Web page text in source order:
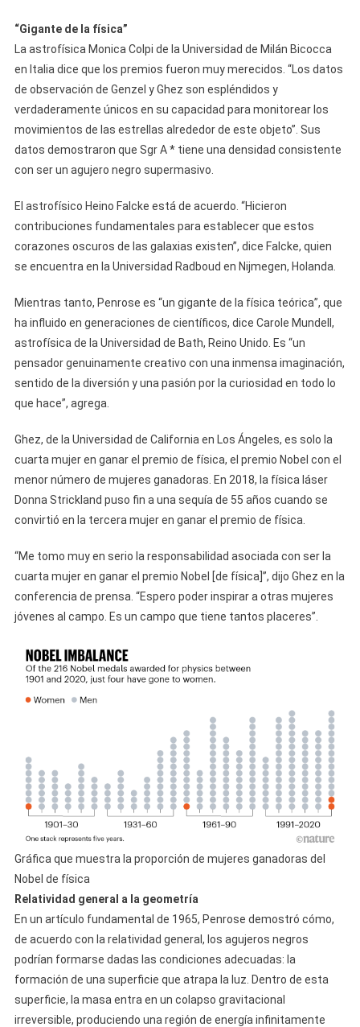
“Gigante de la física”
La astrofísica Monica Colpi de la Universidad de Milán Bicocca
en Italia dice que los premios fueron muy merecidos. “Los datos
de observación de Genzel y Ghez son espléndidos y
verdaderamente únicos en su capacidad para monitorear los
movimientos de las estrellas alrededor de este objeto”. Sus
datos demostraron que Sgr A * tiene una densidad consistente
con ser un agujero negro supermasivo.
El astrofísico Heino Falcke está de acuerdo. “Hicieron
contribuciones fundamentales para establecer que estos
corazones oscuros de las galaxias existen”, dice Falcke, quien
se encuentra en la Universidad Radboud en Nijmegen, Holanda.
Mientras tanto, Penrose es “un gigante de la física teórica”, que
ha influido en generaciones de científicos, dice Carole Mundell,
astrofísica de la Universidad de Bath, Reino Unido. Es “un
pensador genuinamente creativo con una inmensa imaginación,
sentido de la diversión y una pasión por la curiosidad en todo lo
que hace”, agrega.
Ghez, de la Universidad de California en Los Ángeles, es solo la
cuarta mujer en ganar el premio de física, el premio Nobel con el
menor número de mujeres ganadoras. En 2018, la física láser
Donna Strickland puso fin a una sequía de 55 años cuando se
convirtió en la tercera mujer en ganar el premio de física.
“Me tomo muy en serio la responsabilidad asociada con ser la
cuarta mujer en ganar el premio Nobel [de física]”, dijo Ghez en la
conferencia de prensa. “Espero poder inspirar a otras mujeres
jóvenes al campo. Es un campo que tiene tantos placeres”.
Gráfica que muestra la proporción de mujeres ganadoras del
Nobel de física
Relatividad general a la geometría
En un artículo fundamental de 1965, Penrose demostró cómo,
de acuerdo con la relatividad general, los agujeros negros
podrían formarse dadas las condiciones adecuadas: la
formación de una superficie que atrapa la luz. Dentro de esta
superficie, la masa entra en un colapso gravitacional
irreversible, produciendo una región de energía infinitamente